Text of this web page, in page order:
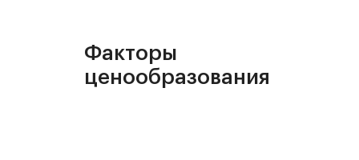
Факторы
ценообразования